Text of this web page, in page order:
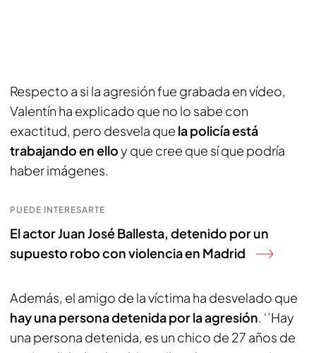
Respecto a si la agresión fue grabada en vídeo,
Valentín ha explicado que no lo sabe con
exactitud, pero desvela que la policía está
trabajando en elloy que cree que sí que podría
haber imágenes.
PUEDE INTERESARTE
El actor Juan José Ballesta, detenido por un
supuesto robo con violencia en Madrid
Además, el amigo de la víctima ha desvelado que
hay una persona detenida por la agresión. ‘’Hay
una persona detenida, es un chico de 27 años de